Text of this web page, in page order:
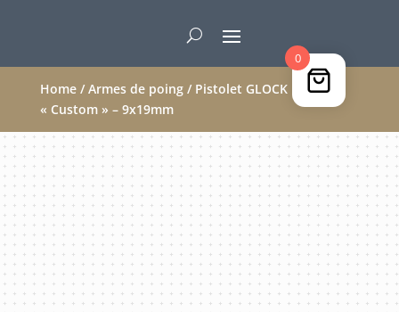
Home/ Armes de poing/ Pistolet GLOCK 17 GEN 2
« Custom » – 9x19mm
0